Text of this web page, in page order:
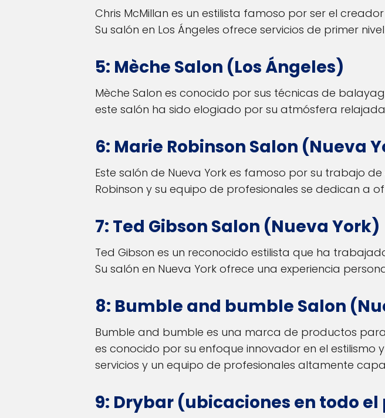
Chris McMillan es un estilista famoso por ser el
Su salón en Los Ángeles ofrece servicios de primer
5: Mèche Salon (Los Ángeles)
Mèche Salon es conocido por sus técnicas de
este salón ha sido elogiado por su atmósfera
6: Marie Robinson Salon (Nueva
Este salón de Nueva York es famoso por su trabajo
Robinson y su equipo de profesionales se dedican a
7: Ted Gibson Salon (Nueva York)
Ted Gibson es un reconocido estilista que ha
Su salón en Nueva York ofrece una experiencia
8: Bumble and bumble Salon
Bumble and bumble es una marca de productos
es conocido por su enfoque innovador en el
servicios y un equipo de profesionales altamente
9: Drybar (ubicaciones en todo el